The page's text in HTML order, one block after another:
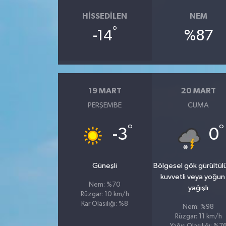
HISSEDILEN
-14°
NEM
%87
19 MART
PERŞEMBE
-3°
Güneşli
Nem: %70
Rüzgar: 10 km/h
Kar Olasılığı: %8
20 MART
CUMA
0°
Bölgesel gök
kuvvetli veya yoğun
yağışlı
Nem: %98
Rüzgar: 11 km/h